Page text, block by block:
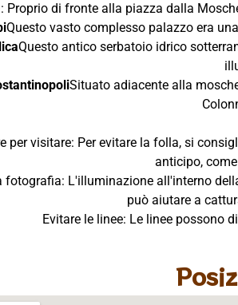
Proprio di fronte alla piazza dalla
Questo vasto complesso palazzo era
Questo antico serbatoio idrico
Situato adiacente alla
per visitare: Per evitare la folla, si
anticipo,
fotografia: L'illuminazione all'interno
può aiutare a
Evitare le linee: Le linee possono